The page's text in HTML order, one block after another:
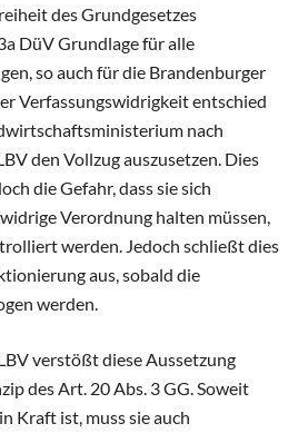
des Grundgesetzes
DüV Grundlage für alle
so auch für die Brandenburger
Verfassungswidrigkeit entschied
nach
den Vollzug auszusetzen. Dies
die Gefahr, dass sie sich
Verordnung halten müssen,
werden. Jedoch schließt dies
aus, sobald die
werden.
verstößt diese Aussetzung
des Art. 20 Abs. 3 GG. Soweit
Kraft ist, muss sie auch